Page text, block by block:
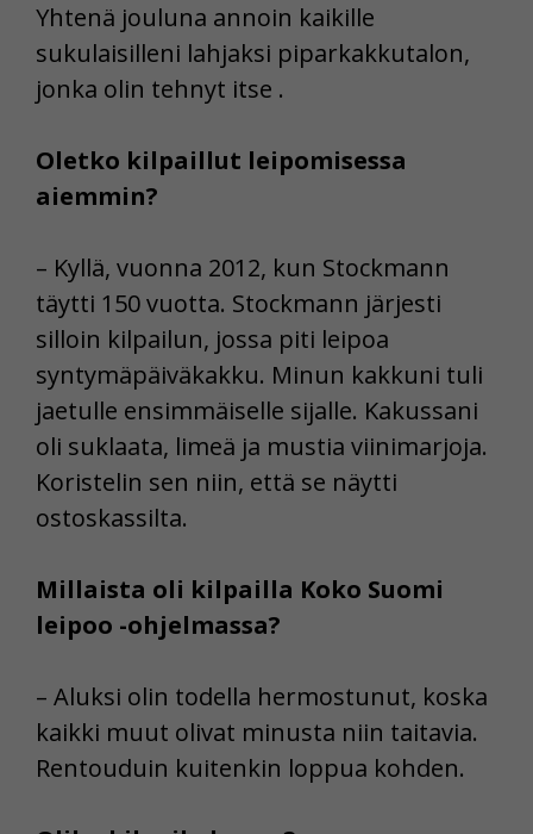
Yhtenä jouluna annoin kaikille
sukulaisilleni lahjaksi piparkakkutalon,
jonka olin tehnyt itse .
Oletko kilpaillut leipomisessa
aiemmin?
– Kyllä, vuonna 2012, kun Stockmann
täytti 150 vuotta. Stockmann järjesti
silloin kilpailun, jossa piti leipoa
syntymäpäiväkakku. Minun kakkuni tuli
jaetulle ensimmäiselle sijalle. Kakussani
oli suklaata, limeä ja mustia viinimarjoja.
Koristelin sen niin, että se näytti
ostoskassilta.
Millaista oli kilpailla Koko Suomi
leipoo -ohjelmassa?
– Aluksi olin todella hermostunut, koska
kaikki muut olivat minusta niin taitavia.
Rentouduin kuitenkin loppua kohden.